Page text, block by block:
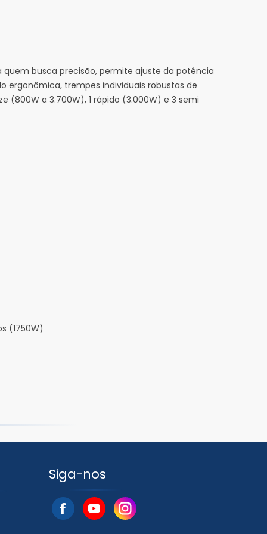
quem busca precisão, permite ajuste da potência
ergonômica, trempes individuais robustas de
(800W a 3.700W), 1 rápido (3.000W) e 3 semi
(1750W)
Siga-nos